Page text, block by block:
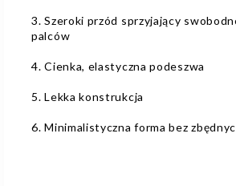
3. Szeroki przód sprzyjający
palców
4. Cienka, elastyczna podeszwa
5. Lekka konstrukcja
6. Minimalistyczna forma bez